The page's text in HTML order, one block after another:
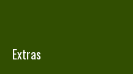
Extras